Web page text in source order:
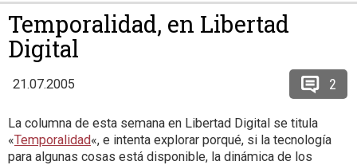
Temporalidad, en Libertad
Digital
21.07.2005 2
La columna de esta semana en Libertad Digital se titula
«Temporalidad«, e intenta explorar porqué, si la tecnología
para algunas cosas está disponible, la dinámica de los